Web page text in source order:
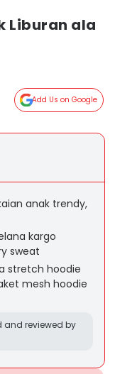
Liburan ala
Add Us on Google
anak trendy,
kargo
sweat
stretch hoodie
mesh hoodie
and reviewed by